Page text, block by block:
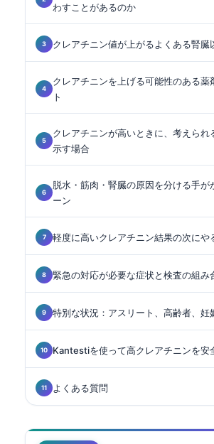
わすことがあるのか
クレアチニン値が上がるよくある腎臓
クレアチニンを上げる可能性のある薬
ト
クレアチニンが高いときに、考えられ
示す場合
脱水・筋肉・腎臓の原因を分ける手が
ーン
軽度に高いクレアチニン結果の次にや
緊急の対応が必要な症状と検査の組み
特別な状況：アスリート、高齢者、妊
Kantestiを使って高クレアチニンを安
よくある質問